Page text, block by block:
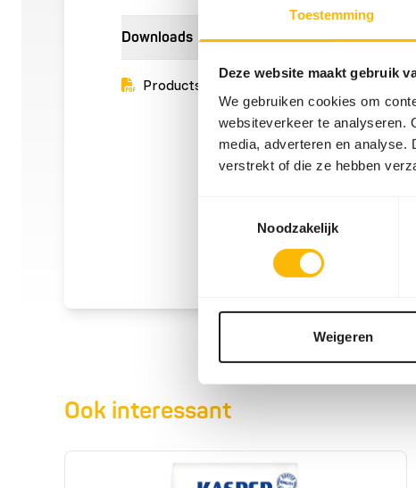
Toestemming
Deze website maakt gebruik
We gebruiken cookies om
websiteverkeer te analyseren.
media, adverteren en analyse.
verstrekt of die ze hebben
Noodzakelijk
Weigeren
Downloads
Productsheet
Ook interessant